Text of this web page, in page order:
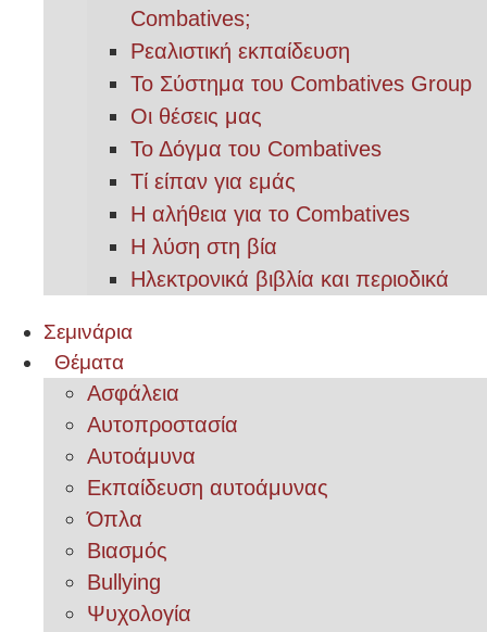
Combatives;
Ρεαλιστική εκπαίδευση
Το Σύστημα του Combatives Group
Οι θέσεις μας
Το Δόγμα του Combatives
Τί είπαν για εμάς
Η αλήθεια για το Combatives
Η λύση στη βία
Ηλεκτρονικά βιβλία και περιοδικά
Σεμινάρια
Θέματα
Ασφάλεια
Αυτοπροστασία
Αυτοάμυνα
Εκπαίδευση αυτοάμυνας
Όπλα
Βιασμός
Bullying
Ψυχολογία